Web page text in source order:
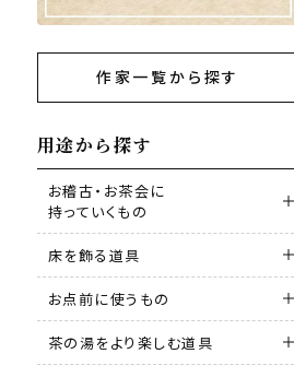
作家一覧から探す
用途から探す
お稽古・お茶会に
持っていくもの
床を飾る道具
お点前に使うもの
茶の湯をより楽しむ道具